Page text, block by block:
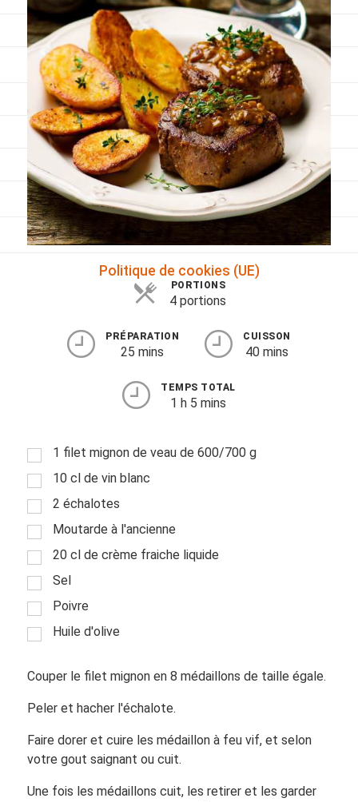
Viandes
Pratique
Mesures conversions
Lexique des différents termes de cuisine
Service du vin
Contact
Mes livres
Politique de cookies (UE)
PORTIONS
4 portions
PRÉPARATION
25 mins
CUISSON
40 mins
TEMPS TOTAL
1 h 5 mins
1 filet mignon de veau de 600/700 g
10 cl de vin blanc
2 échalotes
Moutarde à l'ancienne
20 cl de crème fraiche liquide
Sel
Poivre
Huile d'olive
Couper le filet mignon en 8 médaillons de taille égale.
Peler et hacher l'échalote.
Faire dorer et cuire les médaillon à feu vif, et selon
votre gout saignant ou cuit.
Une fois les médaillons cuit, les retirer et les garder